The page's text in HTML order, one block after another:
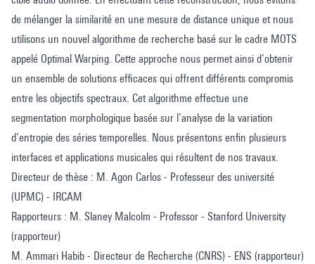
de mélanger la similarité en une mesure de distance unique et nous
utilisons un nouvel algorithme de recherche basé sur le cadre MOTS
appelé Optimal Warping. Cette approche nous permet ainsi d’obtenir
un ensemble de solutions efficaces qui offrent différents compromis
entre les objectifs spectraux. Cet algorithme effectue une
segmentation morphologique basée sur l’analyse de la variation
d’entropie des séries temporelles. Nous présentons enfin plusieurs
interfaces et applications musicales qui résultent de nos travaux.
Directeur de thèse : M. Agon Carlos - Professeur des université
(UPMC) - IRCAM
Rapporteurs : M. Slaney Malcolm - Professor - Stanford University
(rapporteur)
M. Ammari Habib - Directeur de Recherche (CNRS) - ENS (rapporteur)